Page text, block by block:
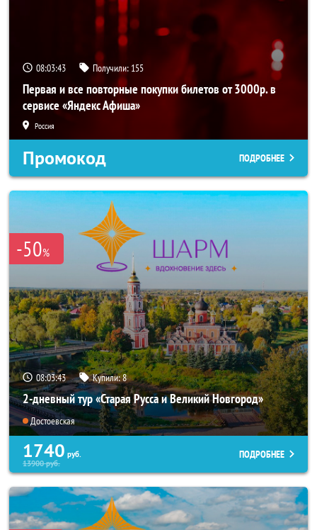
08:03:42 Получили: 155
Первая и все повторные покупки билетов от 3000р. в
сервисе «Яндекс Афиша»
Россия
Промокод ПОДРОБНЕЕ
-50%
08:03:42 Купили:8
2-дневный тур «Старая Русса и Великий Новгород»
Достоевская
1740 руб.
13900руб.
ПОДРОБНЕЕ